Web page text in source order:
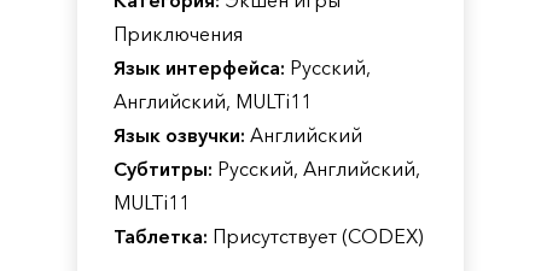
Приключения
Язык интерфейса: Русский,
Английский, MULTi11
Язык озвучки: Английский
Субтитры: Русский, Английский,
MULTi11
Таблетка: Присутствует (CODEX)